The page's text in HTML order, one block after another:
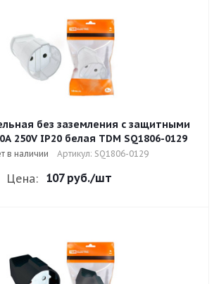
без заземления с защитными
250V IP20 белая TDM SQ1806-0129
в наличии Артикул: SQ1806-0129
Цена: 107 руб./шт